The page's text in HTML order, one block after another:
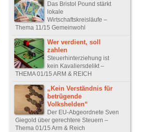
Das Bristol Pound stärkt
lokale
Wirtschaftskreisläufe –
Thema 11/15 Gemeinwohl
Wer verdient, soll
zahlen
Steuerhinterziehung ist
kein Kavaliersdelikt –
THEMA 01/15 ARM & REICH
„Kein Verständnis für
betrügende
Volkshelden“
Der EU-Abgeordnete Sven
Giegold über gerechtere Steuern –
Thema 01/15 Arm & Reich